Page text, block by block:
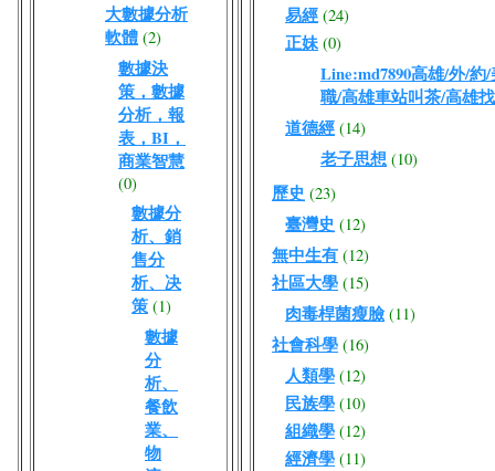
大數據分析
軟體 (2)
數據決
策，數據
分析，報
表，BI，
商業智慧
(0)
數據分
析、銷
售分
析、决
策 (1)
數據
分
析、
餐飲
業、
物
易經 (24)
正妹 (0)
Line:md7890高雄/外/
職/高雄車站叫茶/高雄
道德經 (14)
老子思想 (10)
歷史 (23)
臺灣史 (12)
無中生有 (12)
社區大學 (15)
肉毒桿菌瘦臉 (11)
社會科學 (16)
人類學 (12)
民族學 (10)
組織學 (12)
經濟學 (11)